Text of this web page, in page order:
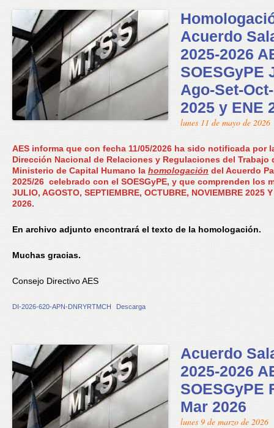
Acuerdo
2025-2026
SOESGyPE
Ago-Set-
2025 y ENE
lunes 11 de mayo de 2026
AES informa que con fecha 11/05/2026 ha sido notificada por
Dirección Nacional de Relaciones y Regulaciones del Trabajo
Ministerio de Capital Humano la homologación del Acuerdo
2025/26 celebrado con el SOESGyPE, y que comprenden los
JULIO, AGOSTO, SEPTIEMBRE, OCTUBRE, NOVIEMBRE 2025
2026.
En archivo adjunto encontrará el texto de la homologación.
Muchas gracias.
Consejo Directivo AES
DI-2026-620-APN-DNRYRTMCH Descarga
Acuerdo
2025-2026
SOESGyPE
Mar 2026
lunes 9 de marzo de 2026